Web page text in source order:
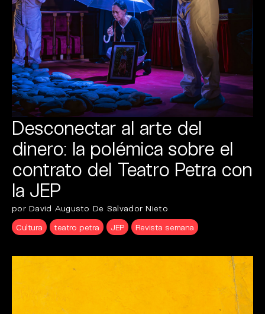
Desconectar al arte del
dinero: la polémica sobre el
contrato del Teatro Petra con
la JEP
por David Augusto De Salvador Nieto
Cultura
teatro petra JEP Revista semana